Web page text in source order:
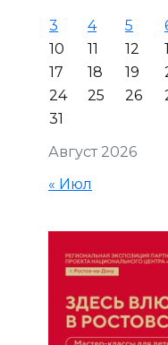
Август 2026
3
4 5
10
11 12
17
18 19
24
25 26
31
« Июл